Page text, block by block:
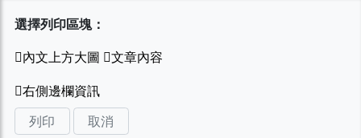
選擇列印區塊：
列印 取消